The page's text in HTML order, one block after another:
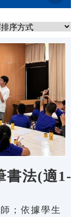
書法(適1-
；依據學生